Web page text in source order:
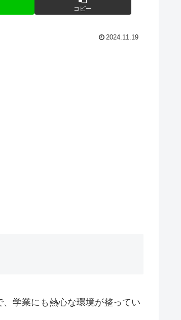
コピー
2024.11.19
学業にも熱心な環境が整ってい